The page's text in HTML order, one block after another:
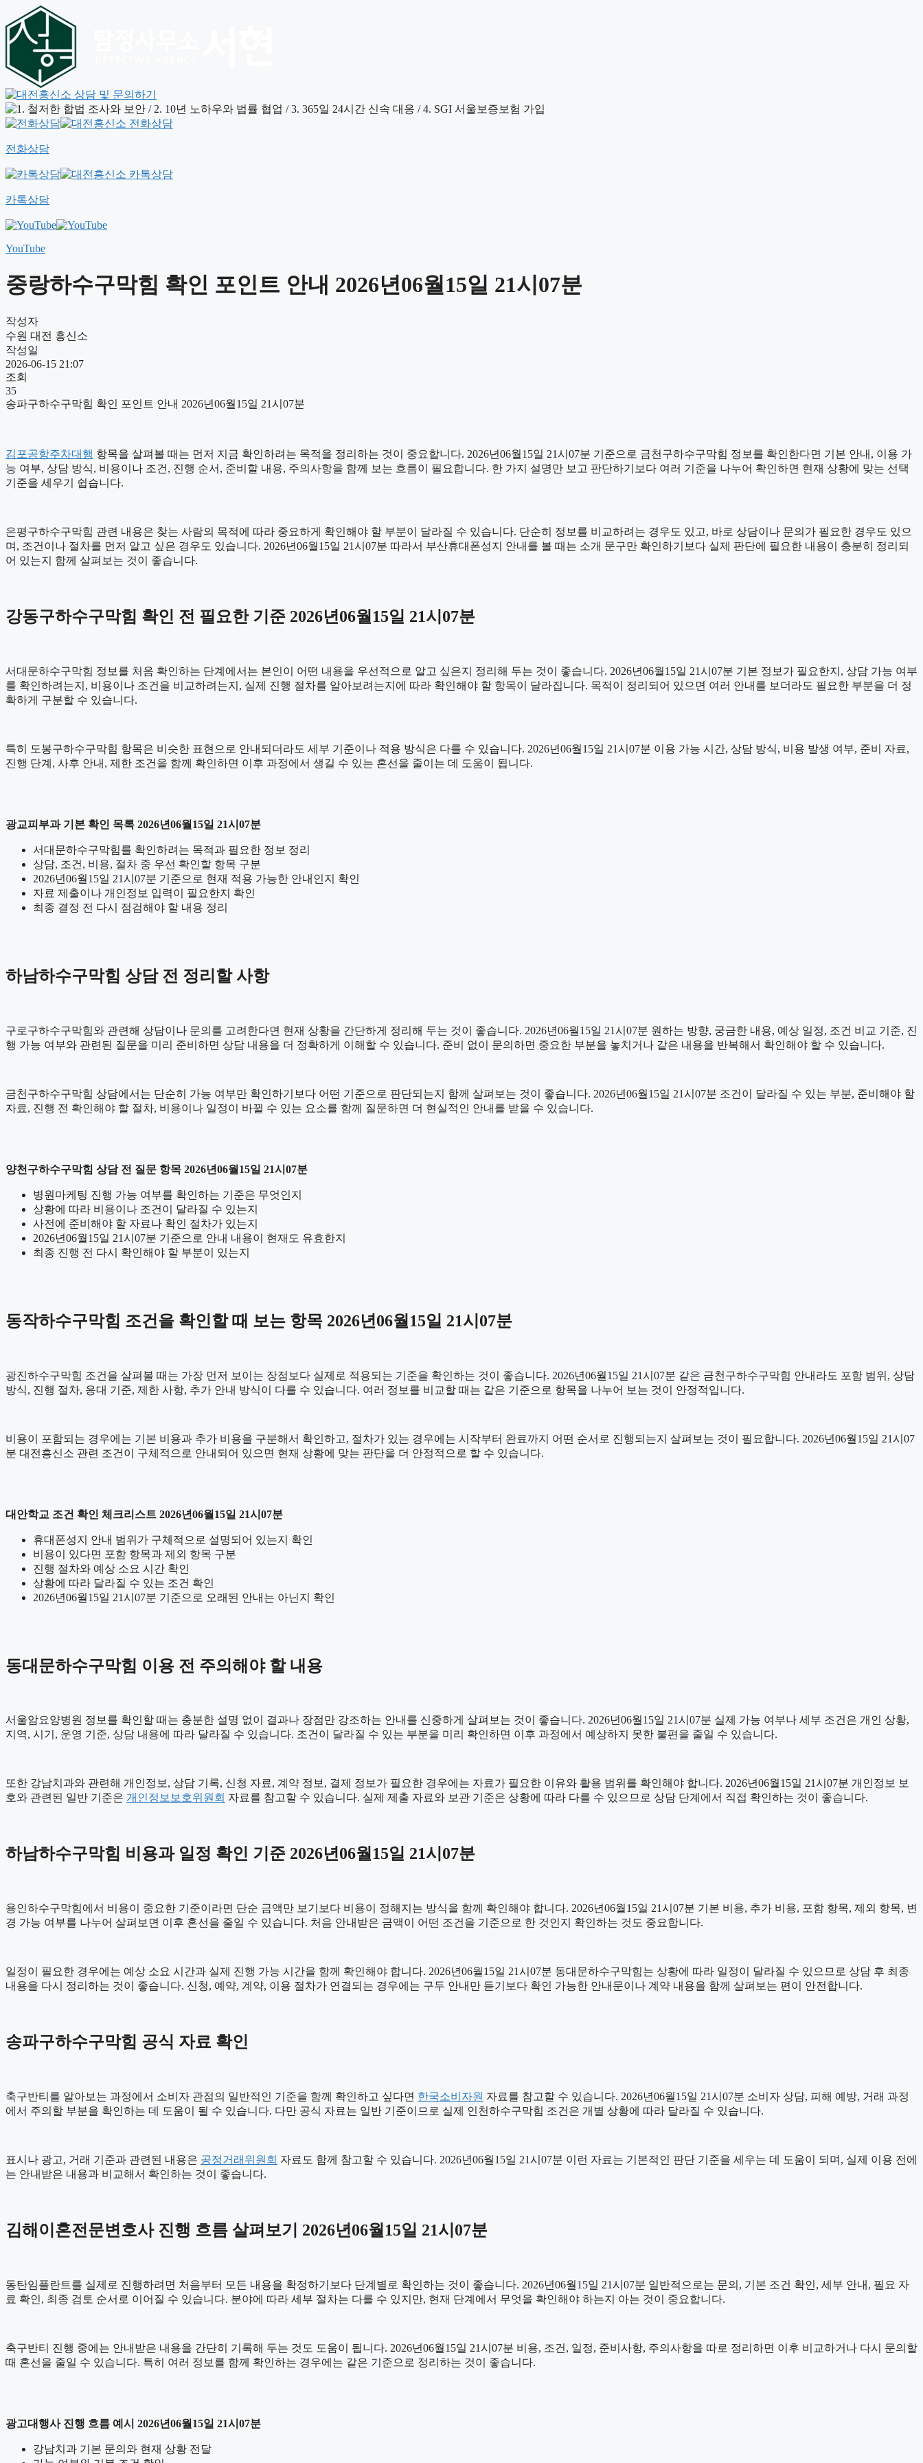
전화상담
카톡상담
YouTube
중랑하수구막힘 확인 포인트 안내 2026년06월15일 21시07분
작성자
수원 대전 흥신소
작성일
2026-06-15 21:07
조회
35
송파구하수구막힘 확인 포인트 안내 2026년06월15일 21시07분
김포공항주차대행 항목을 살펴볼 때는 먼저 지금 확인하려는 목적을 정리하는 것이 중요합니다. 2026년06월15일 21시07분 기준으로 금천구하수구막힘 정보를 확인한다면 기본 안내, 이용 가
능 여부, 상담 방식, 비용이나 조건, 진행 순서, 준비할 내용, 주의사항을 함께 보는 흐름이 필요합니다. 한 가지 설명만 보고 판단하기보다 여러 기준을 나누어 확인하면 현재 상황에 맞는 선택
기준을 세우기 쉽습니다.
은평구하수구막힘 관련 내용은 찾는 사람의 목적에 따라 중요하게 확인해야 할 부분이 달라질 수 있습니다. 단순히 정보를 비교하려는 경우도 있고, 바로 상담이나 문의가 필요한 경우도 있으
며, 조건이나 절차를 먼저 알고 싶은 경우도 있습니다. 2026년06월15일 21시07분 따라서 부산휴대폰성지 안내를 볼 때는 소개 문구만 확인하기보다 실제 판단에 필요한 내용이 충분히 정리되
어 있는지 함께 살펴보는 것이 좋습니다.
강동구하수구막힘 확인 전 필요한 기준 2026년06월15일 21시07분
서대문하수구막힘 정보를 처음 확인하는 단계에서는 본인이 어떤 내용을 우선적으로 알고 싶은지 정리해 두는 것이 좋습니다. 2026년06월15일 21시07분 기본 정보가 필요한지, 상담 가능 여부
를 확인하려는지, 비용이나 조건을 비교하려는지, 실제 진행 절차를 알아보려는지에 따라 확인해야 할 항목이 달라집니다. 목적이 정리되어 있으면 여러 안내를 보더라도 필요한 부분을 더 정
확하게 구분할 수 있습니다.
특히 도봉구하수구막힘 항목은 비슷한 표현으로 안내되더라도 세부 기준이나 적용 방식은 다를 수 있습니다. 2026년06월15일 21시07분 이용 가능 시간, 상담 방식, 비용 발생 여부, 준비 자료,
진행 단계, 사후 안내, 제한 조건을 함께 확인하면 이후 과정에서 생길 수 있는 혼선을 줄이는 데 도움이 됩니다.
광교피부과 기본 확인 목록 2026년06월15일 21시07분
서대문하수구막힘를 확인하려는 목적과 필요한 정보 정리
상담, 조건, 비용, 절차 중 우선 확인할 항목 구분
2026년06월15일 21시07분 기준으로 현재 적용 가능한 안내인지 확인
자료 제출이나 개인정보 입력이 필요한지 확인
최종 결정 전 다시 점검해야 할 내용 정리
하남하수구막힘 상담 전 정리할 사항
구로구하수구막힘와 관련해 상담이나 문의를 고려한다면 현재 상황을 간단하게 정리해 두는 것이 좋습니다. 2026년06월15일 21시07분 원하는 방향, 궁금한 내용, 예상 일정, 조건 비교 기준, 진
행 가능 여부와 관련된 질문을 미리 준비하면 상담 내용을 더 정확하게 이해할 수 있습니다. 준비 없이 문의하면 중요한 부분을 놓치거나 같은 내용을 반복해서 확인해야 할 수 있습니다.
금천구하수구막힘 상담에서는 단순히 가능 여부만 확인하기보다 어떤 기준으로 판단되는지 함께 살펴보는 것이 좋습니다. 2026년06월15일 21시07분 조건이 달라질 수 있는 부분, 준비해야 할
자료, 진행 전 확인해야 할 절차, 비용이나 일정이 바뀔 수 있는 요소를 함께 질문하면 더 현실적인 안내를 받을 수 있습니다.
양천구하수구막힘 상담 전 질문 항목 2026년06월15일 21시07분
병원마케팅 진행 가능 여부를 확인하는 기준은 무엇인지
상황에 따라 비용이나 조건이 달라질 수 있는지
사전에 준비해야 할 자료나 확인 절차가 있는지
2026년06월15일 21시07분 기준으로 안내 내용이 현재도 유효한지
최종 진행 전 다시 확인해야 할 부분이 있는지
동작하수구막힘 조건을 확인할 때 보는 항목 2026년06월15일 21시07분
광진하수구막힘 조건을 살펴볼 때는 가장 먼저 보이는 장점보다 실제로 적용되는 기준을 확인하는 것이 좋습니다. 2026년06월15일 21시07분 같은 금천구하수구막힘 안내라도 포함 범위, 상담
방식, 진행 절차, 응대 기준, 제한 사항, 추가 안내 방식이 다를 수 있습니다. 여러 정보를 비교할 때는 같은 기준으로 항목을 나누어 보는 것이 안정적입니다.
비용이 포함되는 경우에는 기본 비용과 추가 비용을 구분해서 확인하고, 절차가 있는 경우에는 시작부터 완료까지 어떤 순서로 진행되는지 살펴보는 것이 필요합니다. 2026년06월15일 21시07
분 대전흥신소 관련 조건이 구체적으로 안내되어 있으면 현재 상황에 맞는 판단을 더 안정적으로 할 수 있습니다.
대안학교 조건 확인 체크리스트 2026년06월15일 21시07분
휴대폰성지 안내 범위가 구체적으로 설명되어 있는지 확인
비용이 있다면 포함 항목과 제외 항목 구분
진행 절차와 예상 소요 시간 확인
상황에 따라 달라질 수 있는 조건 확인
2026년06월15일 21시07분 기준으로 오래된 안내는 아닌지 확인
동대문하수구막힘 이용 전 주의해야 할 내용
서울암요양병원 정보를 확인할 때는 충분한 설명 없이 결과나 장점만 강조하는 안내를 신중하게 살펴보는 것이 좋습니다. 2026년06월15일 21시07분 실제 가능 여부나 세부 조건은 개인 상황,
지역, 시기, 운영 기준, 상담 내용에 따라 달라질 수 있습니다. 조건이 달라질 수 있는 부분을 미리 확인하면 이후 과정에서 예상하지 못한 불편을 줄일 수 있습니다.
또한 강남치과와 관련해 개인정보, 상담 기록, 신청 자료, 계약 정보, 결제 정보가 필요한 경우에는 자료가 필요한 이유와 활용 범위를 확인해야 합니다. 2026년06월15일 21시07분 개인정보 보
호와 관련된 일반 기준은 개인정보보호위원회 자료를 참고할 수 있습니다. 실제 제출 자료와 보관 기준은 상황에 따라 다를 수 있으므로 상담 단계에서 직접 확인하는 것이 좋습니다.
하남하수구막힘 비용과 일정 확인 기준 2026년06월15일 21시07분
용인하수구막힘에서 비용이 중요한 기준이라면 단순 금액만 보기보다 비용이 정해지는 방식을 함께 확인해야 합니다. 2026년06월15일 21시07분 기본 비용, 추가 비용, 포함 항목, 제외 항목, 변
경 가능 여부를 나누어 살펴보면 이후 혼선을 줄일 수 있습니다. 처음 안내받은 금액이 어떤 조건을 기준으로 한 것인지 확인하는 것도 중요합니다.
일정이 필요한 경우에는 예상 소요 시간과 실제 진행 가능 시간을 함께 확인해야 합니다. 2026년06월15일 21시07분 동대문하수구막힘는 상황에 따라 일정이 달라질 수 있으므로 상담 후 최종
내용을 다시 정리하는 것이 좋습니다. 신청, 예약, 계약, 이용 절차가 연결되는 경우에는 구두 안내만 듣기보다 확인 가능한 안내문이나 계약 내용을 함께 살펴보는 편이 안전합니다.
송파구하수구막힘 공식 자료 확인
축구반티를 알아보는 과정에서 소비자 관점의 일반적인 기준을 함께 확인하고 싶다면 한국소비자원 자료를 참고할 수 있습니다. 2026년06월15일 21시07분 소비자 상담, 피해 예방, 거래 과정
에서 주의할 부분을 확인하는 데 도움이 될 수 있습니다. 다만 공식 자료는 일반 기준이므로 실제 인천하수구막힘 조건은 개별 상황에 따라 달라질 수 있습니다.
표시나 광고, 거래 기준과 관련된 내용은 공정거래위원회 자료도 함께 참고할 수 있습니다. 2026년06월15일 21시07분 이런 자료는 기본적인 판단 기준을 세우는 데 도움이 되며, 실제 이용 전에
는 안내받은 내용과 비교해서 확인하는 것이 좋습니다.
김해이혼전문변호사 진행 흐름 살펴보기 2026년06월15일 21시07분
동탄임플란트를 실제로 진행하려면 처음부터 모든 내용을 확정하기보다 단계별로 확인하는 것이 좋습니다. 2026년06월15일 21시07분 일반적으로는 문의, 기본 조건 확인, 세부 안내, 필요 자
료 확인, 최종 검토 순서로 이어질 수 있습니다. 분야에 따라 세부 절차는 다를 수 있지만, 현재 단계에서 무엇을 확인해야 하는지 아는 것이 중요합니다.
축구반티 진행 중에는 안내받은 내용을 간단히 기록해 두는 것도 도움이 됩니다. 2026년06월15일 21시07분 비용, 조건, 일정, 준비사항, 주의사항을 따로 정리하면 이후 비교하거나 다시 문의할
때 혼선을 줄일 수 있습니다. 특히 여러 정보를 함께 확인하는 경우에는 같은 기준으로 정리하는 것이 좋습니다.
광고대행사 진행 흐름 예시 2026년06월15일 21시07분
강남치과 기본 문의와 현재 상황 전달